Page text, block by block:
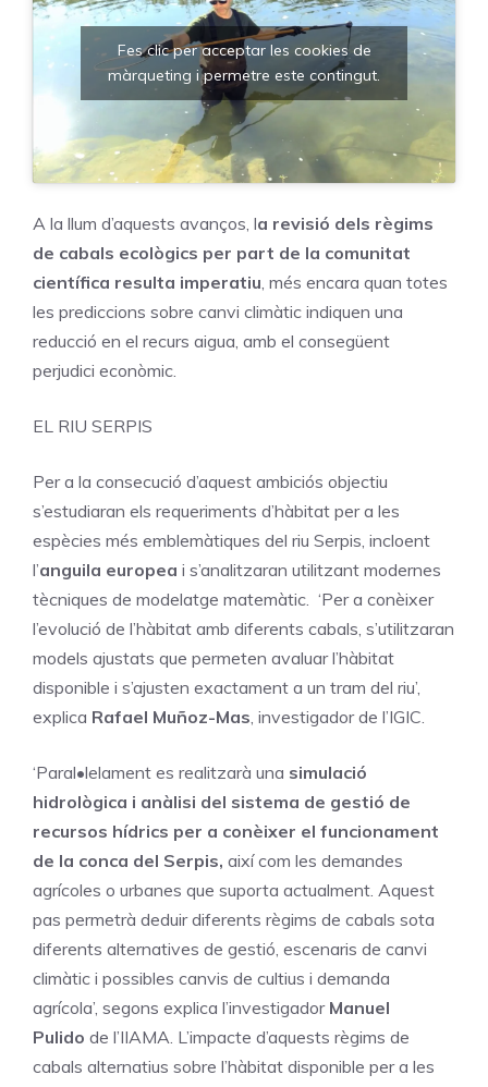
Fes clic per acceptar les cookies de
màrqueting i permetre este contingut.
A la llum d’aquests avanços, la revisió dels règims
de cabals ecològics per part de la comunitat
científica resulta imperatiu , més encara quan totes
les prediccions sobre canvi climàtic indiquen una
reducció en el recurs aigua, amb el consegüent
perjudici econòmic.
EL RIU SERPIS
Per a la consecució d’aquest ambiciós objectiu
s’estudiaran els requeriments d’hàbitat per a les
espècies més emblemàtiques del riu Serpis, incloent
l’anguila europea i s’analitzaran utilitzant modernes
tècniques de modelatge matemàtic. ‘Per a conèixer
l’evolució de l’hàbitat amb diferents cabals, s’utilitzaran
models ajustats que permeten avaluar l’hàbitat
disponible i s’ajusten exactament a un tram del riu’,
explica Rafael Muñoz-Mas , investigador de l’IGIC.
‘Paral•lelament es realitzarà una simulació
hidrològica i anàlisi del sistema de gestió de
recursos hídrics per a conèixer el funcionament
de la conca del Serpis, així com les demandes
agrícoles o urbanes que suporta actualment. Aquest
pas permetrà deduir diferents règims de cabals sota
diferents alternatives de gestió, escenaris de canvi
climàtic i possibles canvis de cultius i demanda
agrícola’, segons explica l’investigador Manuel
Pulido de l’IIAMA. L’impacte d’aquests règims de
cabals alternatius sobre l’hàbitat disponible per a les